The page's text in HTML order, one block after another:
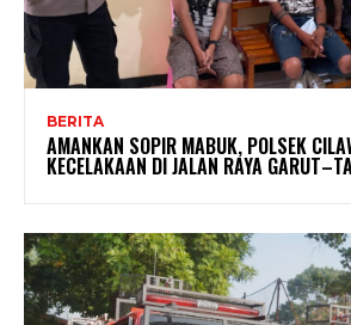
BERITA
AMANKAN SOPIR MABUK, POLSEK
KECELAKAAN DI JALAN RAYA